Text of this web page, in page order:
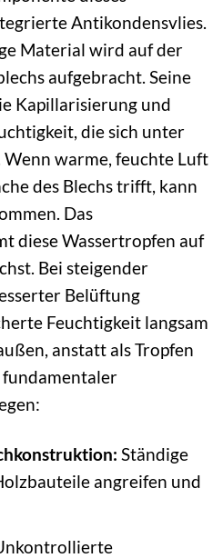
Antikondensvlies.
Material wird auf der
aufgebracht. Seine
Kapillarisierung und
die sich unter
Wenn warme, feuchte Luft
des Blechs trifft, kann
Das
diese Wassertropfen auf
Bei steigender
Belüftung
Feuchtigkeit langsam
anstatt als Tropfen
fundamentaler
Ständige
angreifen und